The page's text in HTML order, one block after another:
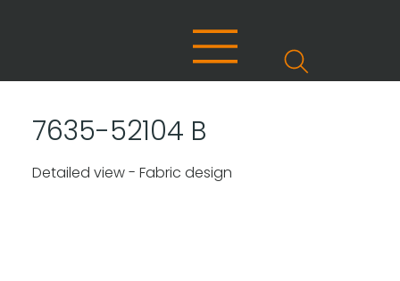
7635-52104 B
Detailed view - Fabric design